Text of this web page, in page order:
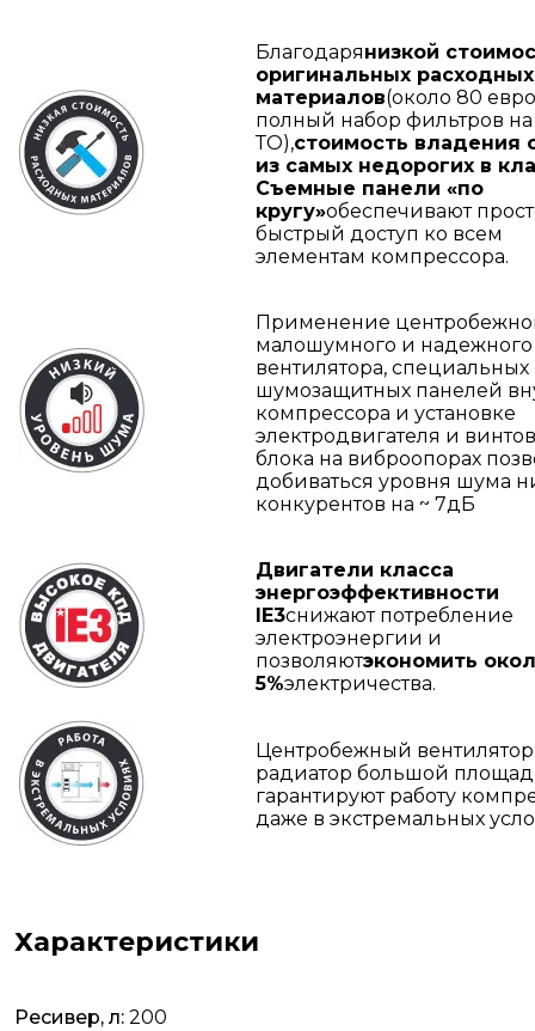
Благодарянизкой
оригинальных расходных
материалов(около 80 евро
полный набор фильтров на
ТО),стоимость владения
из самых недорогих в
Съемные панели «по
кругу»обеспечивают
быстрый доступ ко всем
элементам компрессора.
Применение
малошумного и надежного
вентилятора, специальных
шумозащитных панелей
компрессора и установке
электродвигателя и
блока на виброопорах
добиваться уровня шума
конкурентов на ~ 7дБ
Двигатели класса
энергоэффективности
IE3снижают потребление
электроэнергии и
позволяютэкономить
5%электричества.
Центробежный
радиатор большой
гарантируют работу
даже в экстремальных
Характеристики
Ресивер, л: 200